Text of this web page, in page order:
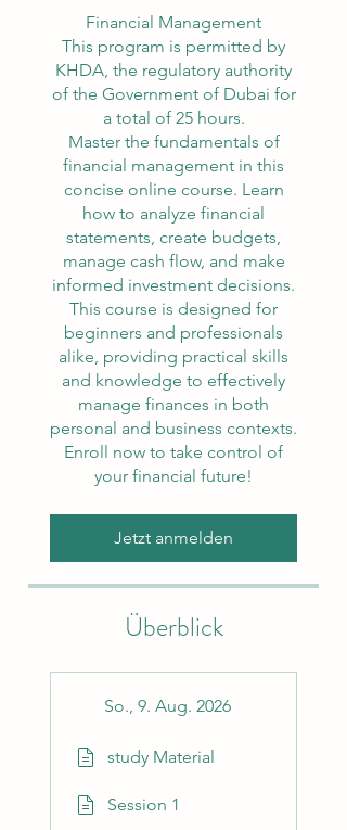
Financial Management
This program is permitted by
KHDA, the regulatory authority
of the Government of Dubai for
a total of 25 hours.
Master the fundamentals of
financial management in this
concise online course. Learn
how to analyze financial
statements, create budgets,
manage cash flow, and make
informed investment decisions.
This course is designed for
beginners and professionals
alike, providing practical skills
and knowledge to effectively
manage finances in both
personal and business contexts.
Enroll now to take control of
your financial future!
Jetzt anmelden
Überblick
So., 9. Aug. 2026
study Material
Session 1